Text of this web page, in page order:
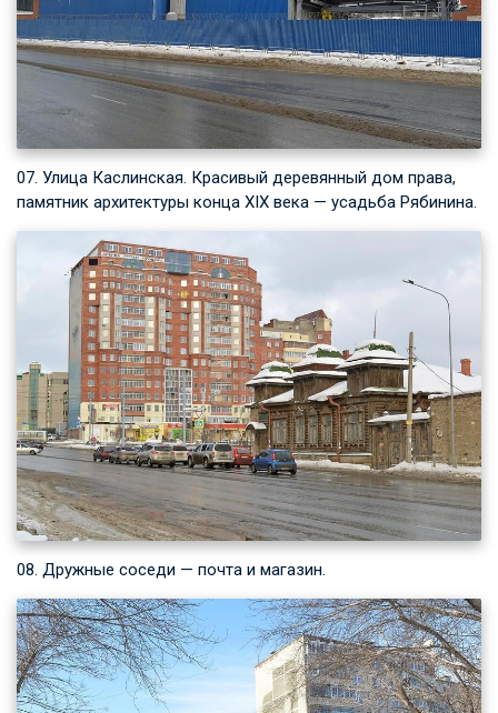
07. Улица Каслинская. Красивый деревянный дом права,
памятник архитектуры конца XIX века — усадьба Рябинина.
08. Дружные соседи — почта и магазин.